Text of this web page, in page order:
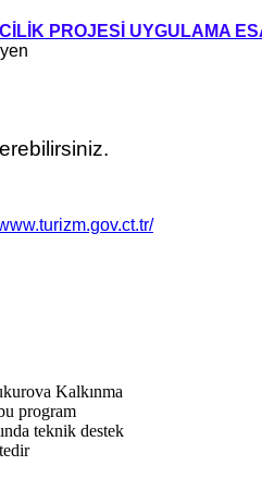
PROJESİ UYGULAMA
Kalkınma
program
teknik destek